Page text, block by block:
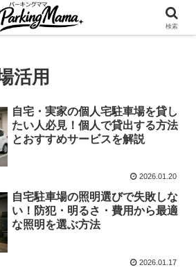
宅の駐車場を貸してゆとりget🍵
活用
自宅・実家の個人宅駐車場を貸し
たい人必見！個人で貸出する方法
とおすすめサービスを解説
2026.01.20
自宅駐車場の照明選びで失敗しな
い！防犯・明るさ・費用から最適
な照明を選ぶ方法
2026.01.17
検索